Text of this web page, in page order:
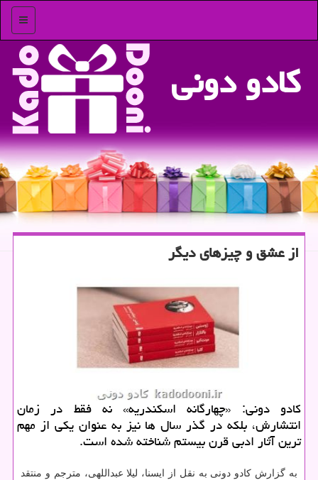
منو
كادو دونی
از عشق و چیزهای دیگر
کادو دونی: «چهارگانه اسکندریه» نه فقط در زمان
انتشارش، بلکه در گذر سال ها نیز به عنوان یکی از مهم
ترین آثار ادبی قرن بیستم شناخته شده است.
به گزارش کادو دونی به نقل از ایسنا، لیلا عبداللهی، مترجم و منتقد